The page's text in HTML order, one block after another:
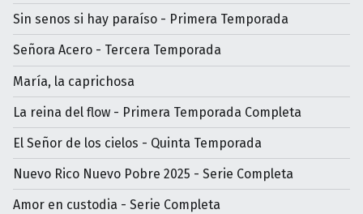
Sin senos si hay paraíso - Primera Temporada
Señora Acero - Tercera Temporada
María, la caprichosa
La reina del flow - Primera Temporada Completa
El Señor de los cielos - Quinta Temporada
Nuevo Rico Nuevo Pobre 2025 - Serie Completa
Amor en custodia - Serie Completa